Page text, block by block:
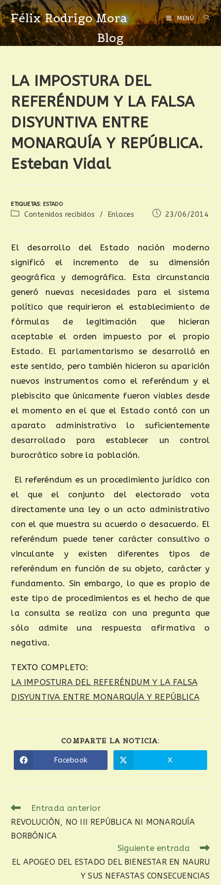
Félix Rodrigo Mora MENÚ
Blog
LA IMPOSTURA DEL
REFERÉNDUM Y LA FALSA
DISYUNTIVA ENTRE
MONARQUÍA Y REPÚBLICA.
Esteban Vidal
ETIQUETAS: ESTADO
Contenidos recibidos / Enlaces 23/06/2014
El desarrollo del Estado nación moderno
significó el incremento de su dimensión
geográfica y demográfica. Esta circunstancia
generó nuevas necesidades para el sistema
político que requirieron el establecimiento de
fórmulas de legitimación que hicieran
aceptable el orden impuesto por el propio
Estado. El parlamentarismo se desarrolló en
este sentido, pero también hicieron su aparición
nuevos instrumentos como el referéndum y el
plebiscito que únicamente fueron viables desde
el momento en el que el Estado contó con un
aparato administrativo lo suficientemente
desarrollado para establecer un control
burocrático sobre la población.
El referéndum es un procedimiento jurídico con
el que el conjunto del electorado vota
directamente una ley o un acto administrativo
con el que muestra su acuerdo o desacuerdo. El
referéndum puede tener carácter consultivo o
vinculante y existen diferentes tipos de
referéndum en función de su objeto, carácter y
fundamento. Sin embargo, lo que es propio de
este tipo de procedimientos es el hecho de que
la consulta se realiza con una pregunta que
sólo admite una respuesta afirmativa o
negativa.
TEXTO COMPLETO:
LA IMPOSTURA DEL REFERÉNDUM Y LA FALSA
DISYUNTIVA ENTRE MONARQUÍA Y REPÚBLICA
COMPARTE LA NOTICIA:
Facebook X
Entrada anterior
REVOLUCIÓN, NO III REPÚBLICA NI MONARQUÍA
BORBÓNICA
Siguiente entrada
EL APOGEO DEL ESTADO DEL BIENESTAR EN NAURU
Y SUS NEFASTAS CONSECUENCIAS